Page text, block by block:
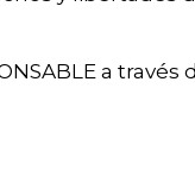
a través